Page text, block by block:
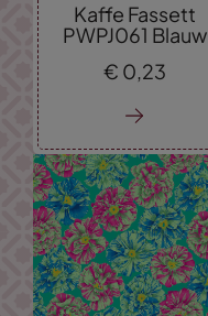
Kaffe Fassett
PWPJ061 Blauw
€ 0,23